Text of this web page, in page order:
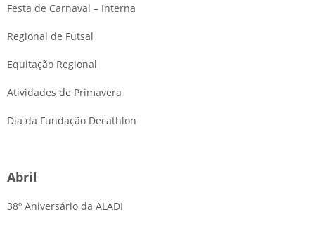
Festa de Carnaval – Interna
Regional de Futsal
Equitação Regional
Atividades de Primavera
Dia da Fundação Decathlon
Abril
38º Aniversário da ALADI